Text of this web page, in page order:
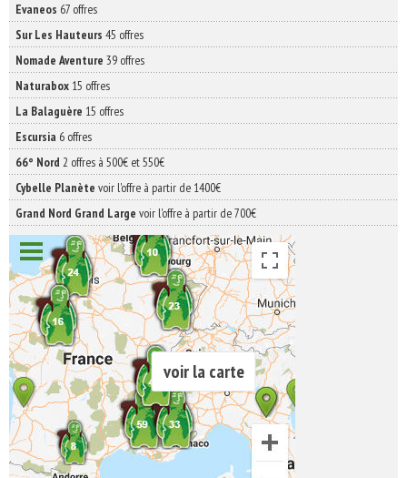
Evaneos 67 offres
Sur Les Hauteurs 45 offres
Nomade Aventure 39 offres
Naturabox 15 offres
La Balaguère 15 offres
Escursia 6 offres
66° Nord 2 offres à 500€ et 550€
Cybelle Planète voir l'offre à partir de 1400€
Grand Nord Grand Large voir l'offre à partir de 700€
voir la carte